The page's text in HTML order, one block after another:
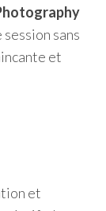
sans
et
et